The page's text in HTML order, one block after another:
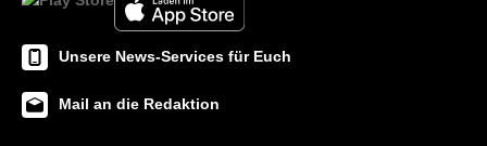
Unsere News-Services für Euch
Mail an die Redaktion